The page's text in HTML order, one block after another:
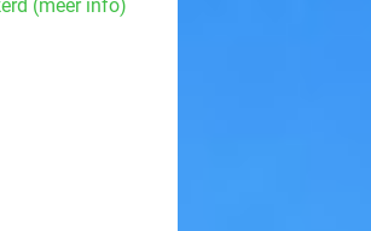
(meer info)